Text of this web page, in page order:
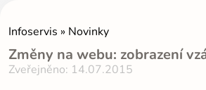
Infoservis » Novinky
Změny na webu: zobrazení
Zveřejněno: 14.07.2015